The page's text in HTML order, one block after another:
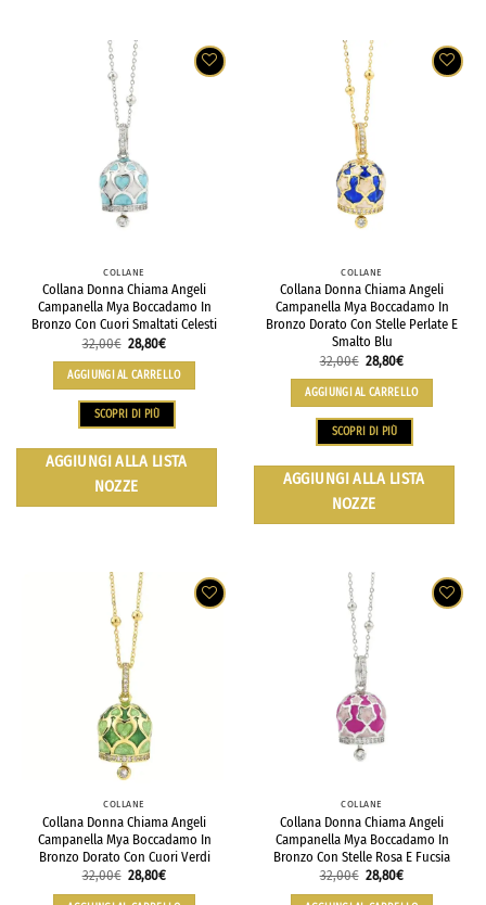
COLLANE
Collana Donna Chiama Angeli
Campanella Mya Boccadamo In
Bronzo Con Cuori Smaltati Celesti
32,00€ 28,80€
AGGIUNGI AL CARRELLO
SCOPRI DI PIÙ
AGGIUNGI ALLA LISTA
NOZZE
COLLANE
Collana Donna Chiama Angeli
Campanella Mya Boccadamo In
Bronzo Dorato Con Stelle Perlate E
Smalto Blu
32,00€ 28,80€
AGGIUNGI AL CARRELLO
SCOPRI DI PIÙ
AGGIUNGI ALLA LISTA
NOZZE
COLLANE
Collana Donna Chiama Angeli
Campanella Mya Boccadamo In
Bronzo Dorato Con Cuori Verdi
32,00€ 28,80€
COLLANE
Collana Donna Chiama Angeli
Campanella Mya Boccadamo In
Bronzo Con Stelle Rosa E Fucsia
32,00€ 28,80€